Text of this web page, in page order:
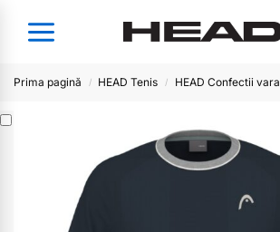
Prima pagină / HEAD Tenis / HEAD Confectii vara